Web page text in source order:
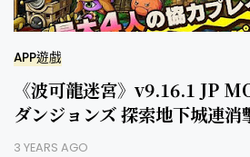
APP遊戲
《波可龍迷宮》v9.16.1 JP
ダンジョンズ 探索地下城連消
3 YEARS AGO